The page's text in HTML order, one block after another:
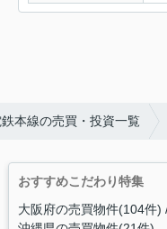
本線の売買・投資一覧
おすすめこだわり特集
大阪府の売買物件(104件)